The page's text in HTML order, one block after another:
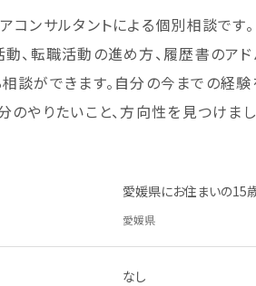
コンサルタントによる個別相談です。
動、 転職活動 の進め方、 履歴書のアド
相談ができます。 自分の今 までの経験
のやりたいこと、 方向性を 見つけまし
愛媛県にお住まいの15
愛媛県
なし